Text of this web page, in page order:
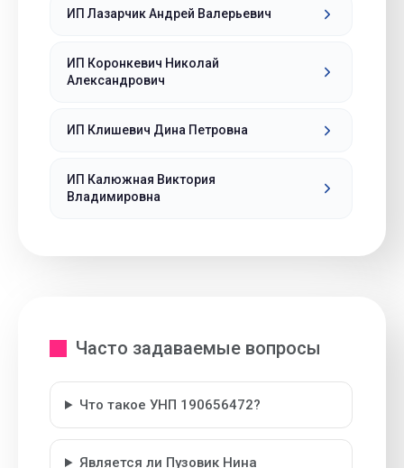
ИП Лазарчик Андрей Валерьевич
ИП Коронкевич Николай
Александрович
ИП Клишевич Дина Петровна
ИП Калюжная Виктория
Владимировна
Часто задаваемые вопросы
Что такое УНП 190656472?
Является ли Пузовик Нина